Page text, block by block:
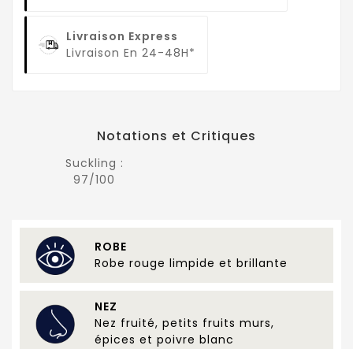
Livraison Express
Livraison En 24-48H*
Notations et Critiques
Suckling :
97/100
ROBE
Robe rouge limpide et brillante
NEZ
Nez fruité, petits fruits murs,
épices et poivre blanc